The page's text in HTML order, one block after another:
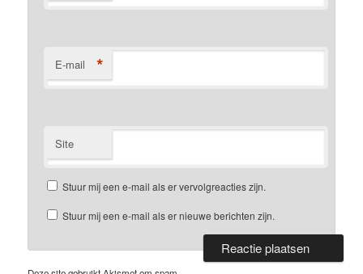
E-mail *
Site
Stuur mij een e-mail als er vervolgreacties zijn.
Stuur mij een e-mail als er nieuwe berichten zijn.